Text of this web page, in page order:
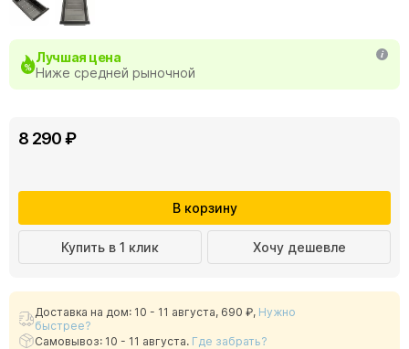
Лучшая цена
Ниже средней рыночной
8 290 ₽
В корзину
Купить в 1 клик Хочу дешевле
Доставка на дом: 10 - 11 августа, 690 ₽, Нужно
быстрее?
Самовывоз: 10 - 11 августа. Где забрать?